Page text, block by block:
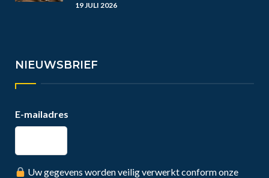
19 JULI 2026
NIEUWSBRIEF
E-mailadres
Uw gegevens worden veilig verwerkt conform onze